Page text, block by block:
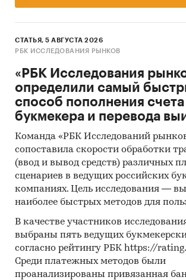
СТАТЬЯ, 5 АВГУСТА 2026
РБК ИССЛЕДОВАНИЯ РЫНКОВ
«РБК Исследования
определили самый
способ пополнения счета
букмекера и перевода
Команда «РБК Исследований
сопоставила скорости обработки
(ввод и вывод средств) различных
сценариев в ведущих российских
компаниях. Цель исследования —
наиболее быстрых методов для
В качестве участников
выбраны пять ведущих
согласно рейтингу РБК https://
Среди платежных методов были
проанализированы привязанная